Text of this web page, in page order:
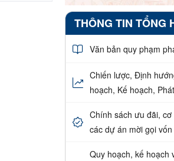
THÔNG TIN TỔNG
Văn bản quy phạm
Chiến lược, Định
hoạch, Kế hoạch,
Chính sách ưu đãi,
các dự án mời gọi
Quy hoạch, kế hoạch